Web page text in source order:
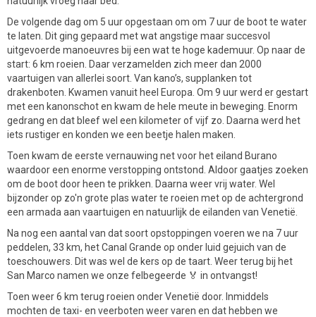
De volgende dag om 5 uur opgestaan om om 7 uur de boot te water
te laten. Dit ging gepaard met wat angstige maar succesvol
uitgevoerde manoeuvres bij een wat te hoge kademuur. Op naar de
start: 6 km roeien. Daar verzamelden zich meer dan 2000
vaartuigen van allerlei soort. Van kano’s, supplanken tot
drakenboten. Kwamen vanuit heel Europa. Om 9 uur werd er gestart
met een kanonschot en kwam de hele meute in beweging. Enorm
gedrang en dat bleef wel een kilometer of vijf zo. Daarna werd het
iets rustiger en konden we een beetje halen maken.
Toen kwam de eerste vernauwing net voor het eiland Burano
waardoor een enorme verstopping ontstond. Aldoor gaatjes zoeken
om de boot door heen te prikken. Daarna weer vrij water. Wel
bijzonder op zo'n grote plas water te roeien met op de achtergrond
een armada aan vaartuigen en natuurlijk de eilanden van Venetië.
Na nog een aantal van dat soort opstoppingen voeren we na 7 uur
peddelen, 33 km, het Canal Grande op onder luid gejuich van de
toeschouwers. Dit was wel de kers op de taart. Weer terug bij het
San Marco namen we onze felbegeerde 🏅 in ontvangst!
Toen weer 6 km terug roeien onder Venetië door. Inmiddels
mochten de taxi- en veerboten weer varen en dat hebben we